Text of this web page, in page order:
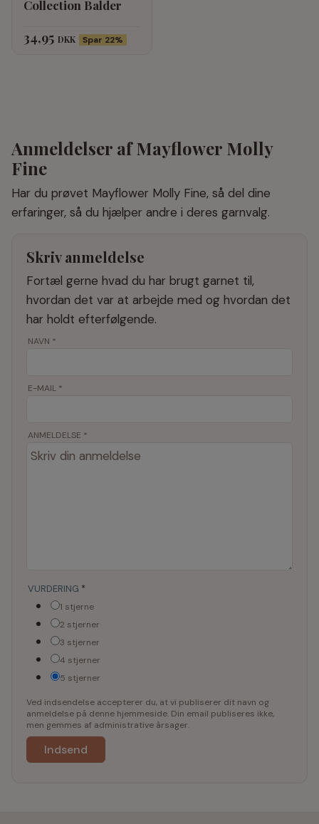
Collection Balder
34,95 DKK Spar 22%
Anmeldelser af Mayflower Molly
Fine
Har du prøvet Mayflower Molly Fine, så del dine
erfaringer, så du hjælper andre i deres garnvalg.
Skriv anmeldelse
Fortæl gerne hvad du har brugt garnet til,
hvordan det var at arbejde med og hvordan det
har holdt efterfølgende.
NAVN *
E-MAIL *
ANMELDELSE *
VURDERING *
1 stjerne
2 stjerner
3 stjerner
4 stjerner
5 stjerner
Ved indsendelse accepterer du, at vi publiserer dit navn og
anmeldelse på denne hjemmeside. Din email publiseres ikke,
men gemmes af administrative årsager.